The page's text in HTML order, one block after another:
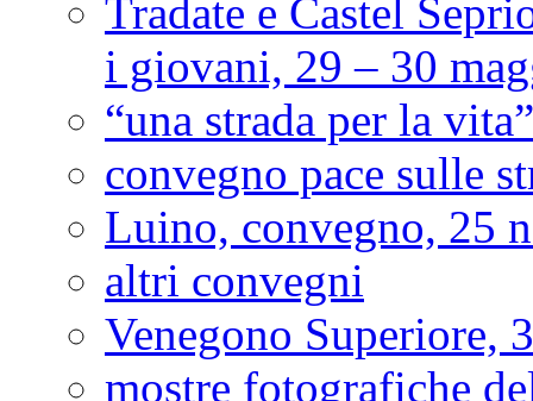
Tradate e Castel
i giovani, 29 – 30
“una strada per la vita”
convegno pace sulle
Luino, convegno, 25
altri convegni
Venegono Superiore,
mostre fotografiche